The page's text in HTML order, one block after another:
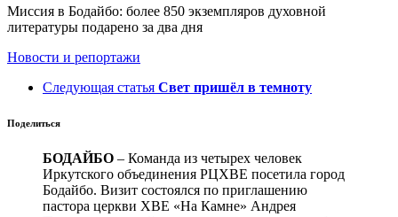
Миссия в Бодайбо: более 850 экземпляров духовной
литературы подарено за два дня
Новости и репортажи
Следующая статья Свет пришёл в темноту
Поделиться
БОДАЙБО – Команда из четырех человек
Иркутского объединения РЦХВЕ посетила город
Бодайбо. Визит состоялся по приглашению
пастора церкви ХВЕ «На Камне» Андрея